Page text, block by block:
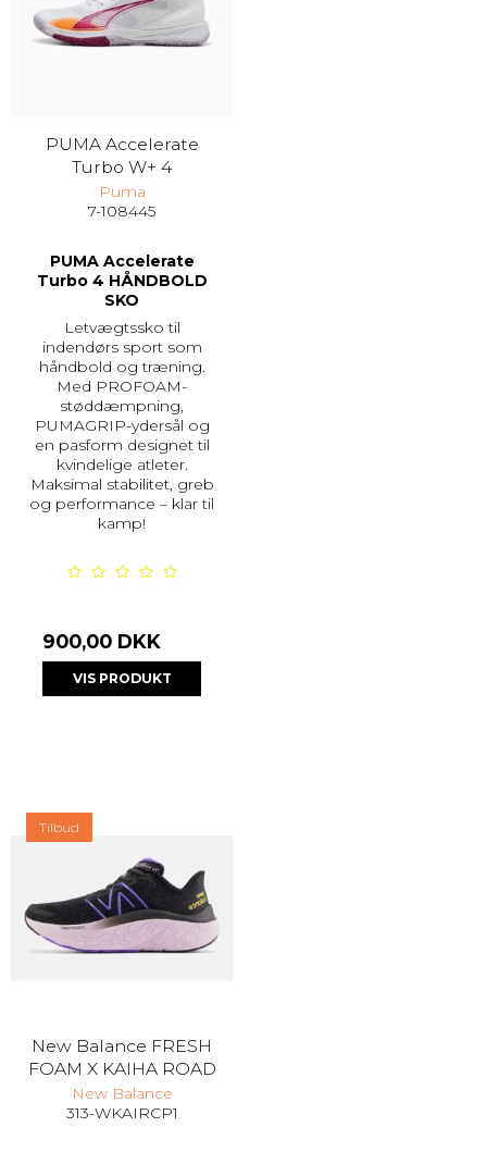
PUMA Accelerate
Turbo W+ 4
Puma
7-108445
PUMA Accelerate
Turbo 4 HÅNDBOLD
SKO
Letvægtssko til
indendørs sport som
håndbold og træning.
Med PROFOAM-
støddæmpning,
PUMAGRIP-ydersål og
en pasform designet til
kvindelige atleter.
Maksimal stabilitet, greb
og performance – klar til
kamp!
900,00 DKK
VIS PRODUKT
Tilbud
New Balance FRESH
FOAM X KAIHA ROAD
New Balance
313-WKAIRCP1